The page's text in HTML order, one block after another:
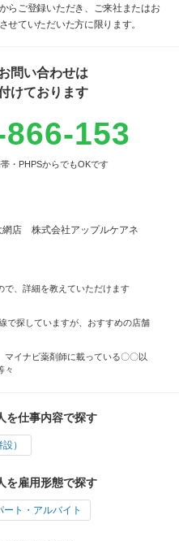
らご登録いただき、ご来社またはお
せていただいた方に限ります。
問い合わせは
けております
153
・PHPSからでもOKです
網店 株式会社アップルケアネ
で、詳細を教えていただけます
で探していますが、おすすめの店舗
マイナビ薬剤師に載っている〇〇以
々
を仕事内容で探す
）
を雇用形態で探す
ート・アルバイト